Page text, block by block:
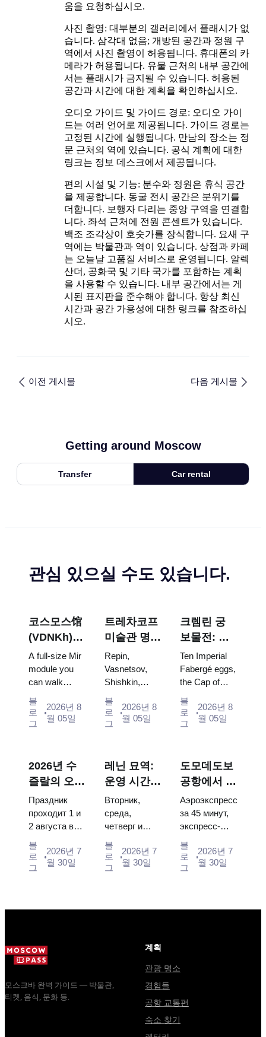
움을 요청하십시오.
사진 촬영: 대부분의 갤러리에서 플래시가 없
습니다. 삼각대 없음; 개방된 공간과 정원 구
역에서 사진 촬영이 허용됩니다. 휴대폰의 카
메라가 허용됩니다. 유물 근처의 내부 공간에
서는 플래시가 금지될 수 있습니다. 허용된
공간과 시간에 대한 계획을 확인하십시오.
오디오 가이드 및 가이드 경로: 오디오 가이
드는 여러 언어로 제공됩니다. 가이드 경로는
고정된 시간에 실행됩니다. 만남의 장소는 정
문 근처의 역에 있습니다. 공식 계획에 대한
링크는 정보 데스크에서 제공됩니다.
편의 시설 및 기능: 분수와 정원은 휴식 공간
을 제공합니다. 동굴 전시 공간은 분위기를
더합니다. 보행자 다리는 중앙 구역을 연결합
니다. 좌석 근처에 전원 콘센트가 있습니다.
백조 조각상이 호숫가를 장식합니다. 요새 구
역에는 박물관과 역이 있습니다. 상점과 카페
는 오늘날 고품질 서비스로 운영됩니다. 알렉
산더, 공화국 및 기타 국가를 포함하는 계획
을 사용할 수 있습니다. 내부 공간에서는 게
시된 표지판을 준수해야 합니다. 항상 최신
시간과 공간 가용성에 대한 링크를 참조하십
시오.
이전 게시물 다음 게시물
Getting around Moscow
Transfer Car rental
관심 있으실 수도 있습니다.
코스모스馆
(VDNKh) :
러시아 최대
우주 전시관
A full-size Mir
module you
can walk
through, the
Energia–
Buran model,
capsules and
120 pieces of
flight...
블
로
그
2026년 8
월 05일
트레차코프
미술관 명
작: 꼭 봐야
할 그림들을
중심으로 한
방문 계획
Repin,
Vasnetsov,
Shishkin,
Vrubel, Serov
and Surikov
— the works
they hang,
and why
booking the...
블
로
그
2026년 8
월 05일
크렘린 궁
보물전: 파
베르제 달
걀, 왕좌, 대
관식 예복
Ten Imperial
Fabergé eggs,
the Cap of
Monomakh,
the double
throne of two
dress of
Catherine...
블
로
그
2026년 8
월 05일
2026년 수
즐랄의 오이
데이: 티켓,
일정 및 모
스크바에서
가는 방법
Праздник
проходит 1 и
2 августа в
Музее
деревянного
зодчества.
через
Владими...
블
로
그
2026년 7
월 30일
레닌 묘역:
운영 시간,
입장 및 크
렘린과 혼동
되는 주요
사항
Вторник,
среда,
четверг и
суббота с
10:00 до
13:00, вход
블
로
그
2026년 7
월 30일
도모데도보
공항에서 모
스크바 시내
로: 에어로
익스프레스,
버스, 또는
전철
Аэроэкспресс
за 45 минут,
экспресс-
автобус за
450 рублей,
социальный
블
로
그
2026년 7
월 30일
모스크바 완벽 가이드 — 박물관,
티켓, 음식, 문화 등.
계획
관광 명소
경험들
공항 교통편
숙소 찾기